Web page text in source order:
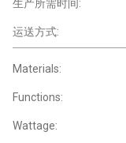
生产所需时间:
运送方式:
Materials:
Functions:
Wattage: